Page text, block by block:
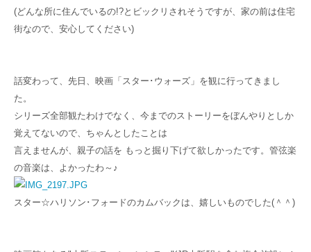
(どんな所に住んでいるの!?とビックリされそうですが、家の前は住宅
街なので、安心してください)
話変わって、先日、映画「スター･ウォーズ」を観に行ってきまし
た。
シリーズ全部観たわけでなく、今までのストーリーをぼんやりとしか
覚えてないので、ちゃんとしたことは
言えませんが、 親子の話を もっと掘り下げて欲しかったです。管弦楽
の音楽は、よかったわ～♪
スター☆ハリソン･フォードのカムバックは、嬉しいものでした(＾＾)